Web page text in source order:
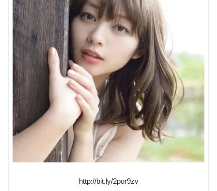
http://bit.ly/2por9zv